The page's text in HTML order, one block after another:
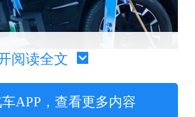
菱新能源销量为100593
10万辆，1-9月累计销量
阅读全文
APP，查看更多内容